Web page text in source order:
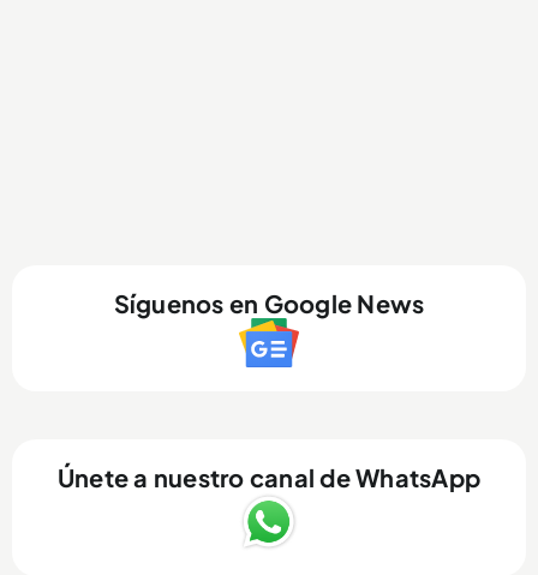
Síguenos en Google News
Únete a nuestro canal de WhatsApp